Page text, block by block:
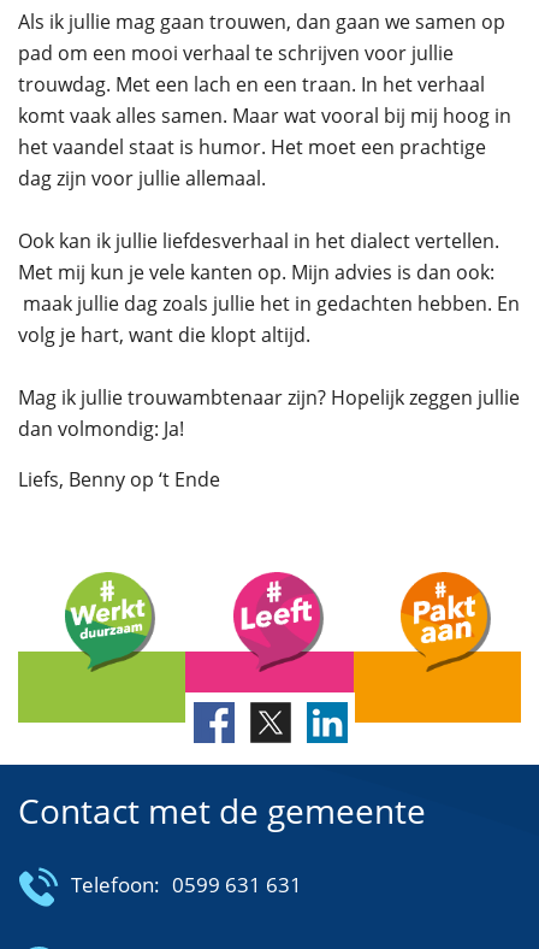
Als ik jullie mag gaan trouwen, dan gaan we samen op
pad om een mooi verhaal te schrijven voor jullie
trouwdag. Met een lach en een traan. In het verhaal
komt vaak alles samen. Maar wat vooral bij mij hoog in
het vaandel staat is humor. Het moet een prachtige
dag zijn voor jullie allemaal.
Ook kan ik jullie liefdesverhaal in het dialect vertellen.
Met mij kun je vele kanten op. Mijn advies is dan ook:
maak jullie dag zoals jullie het in gedachten hebben. En
volg je hart, want die klopt altijd.
Mag ik jullie trouwambtenaar zijn? Hopelijk zeggen jullie
dan volmondig: Ja!
Liefs, Benny op ‘t Ende
Contact met de gemeente
Telefoon: 0599 631 631